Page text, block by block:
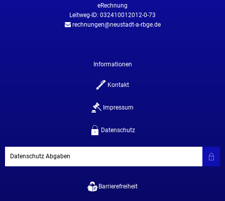
eRechnung
Leitweg-ID: 032410012012-0-73
rechnungen@neustadt-a-rbge.de
Informationen
Kontakt
Impressum
Datenschutz
Datenschutz Abgaben
Barrierefreiheit